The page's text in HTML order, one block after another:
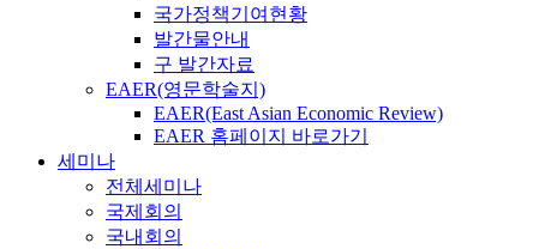
국가정책기여현황
발간물안내
구 발간자료
EAER(영문학술지)
EAER(East Asian Economic Review)
EAER 홈페이지 바로가기
세미나
전체세미나
국제회의
국내회의